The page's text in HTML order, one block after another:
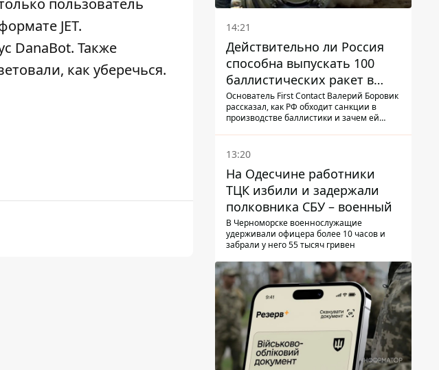
пользователь
JET.
DanaBot. Также
как уберечься.
14:21
Действительно ли Россия
способна выпускать 100
баллистических ракет в
месяц и что с этим делать
Основатель First Contact Валерий Боровик
рассказал, как РФ обходит санкции в
производстве баллистики и зачем ей
13:20
На Одесчине работники
ТЦК избили и задержали
полковника СБУ – военный
В Черноморске военнослужащие
удерживали офицера более 10 часов и
забрали у него 55 тысяч гривен